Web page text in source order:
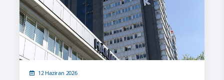
12 Haziran 2026